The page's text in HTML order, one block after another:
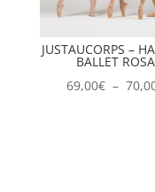
JUSTAUCORPS –
BALLET ROSA
69,00€ –